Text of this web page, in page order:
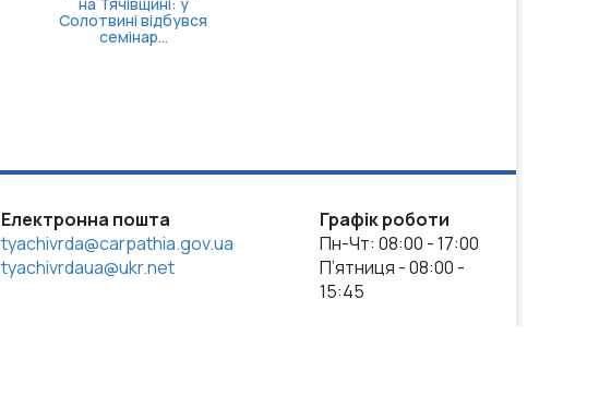
на Тячівщині: у
Солотвині відбувся
семінар...
Електронна пошта
tyachivrda@carpathia.gov.ua
tyachivrdaua@ukr.net
Графік роботи
Пн-Чт: 08:00 - 17:00
П’ятниця - 08:00 -
15:45